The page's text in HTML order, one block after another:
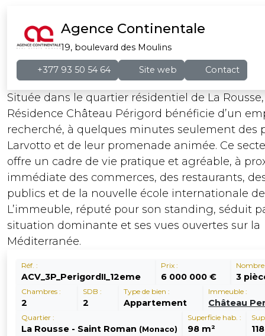
Agence Continentale
19, boulevard des Moulins
+377 93 50 54 64 Site web Contact
Située dans le quartier résidentiel de La
Résidence Château Périgord bénéficie d’un
recherché, à quelques minutes seulement des
Larvotto et de leur promenade animée. Ce
offre un cadre de vie pratique et agréable, à
immédiate des commerces, des restaurants,
publics et de la nouvelle école internationale
L’immeuble, réputé pour son standing, séduit
situation dominante et ses vues ouvertes sur la
Méditerranée.
Réf. :
ACV_3P_PerigordII_12eme
Prix :
6 000 000 €
Nombre
3
Chambres :
2
SDB :
2
Type de bien :
Appartement
Immeuble :
Château
Quartier :
La Rousse - Saint Roman (Monaco)
Superficie hab. :
98 m²